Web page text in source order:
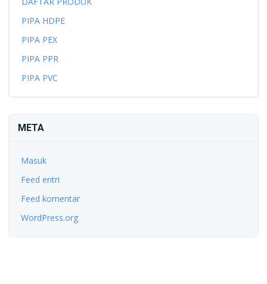
PIPA HDPE
PIPA PEX
PIPA PPR
PIPA PVC
META
Masuk
Feed entri
Feed komentar
WordPress.org